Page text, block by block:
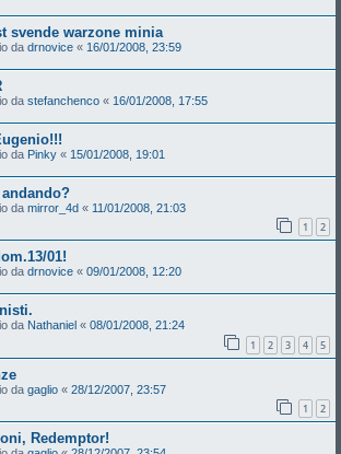
svende warzone minia
da drnovice « 16/01/2008, 23:59
da stefanchenco « 16/01/2008, 17:55
da Pinky « 15/01/2008, 19:01
da mirror_4d « 11/01/2008, 21:03
1 2
01!
da drnovice « 09/01/2008, 12:20
da Nathaniel « 08/01/2008, 21:24
1 2 3 4 5
da gaglio « 28/12/2007, 23:57
1 2
Redemptor!